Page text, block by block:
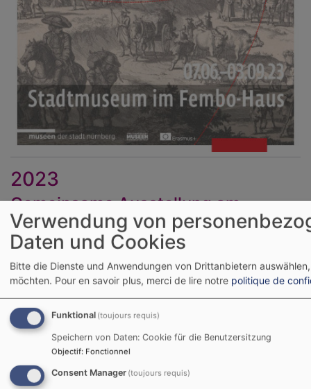
2023
Gemeinsame Ausstellung am
Deutschen evangelischen
Kirchentag in Nürnberg
Ausstellungsort:Fembo-Haus Nürnberg(während des
Kirchentages - 7. bis 11. Juni 2023 - und darüber
hinaus)
Die Ausstellung ist ein Zusammenschnitt aller
Forschungsergebnisse und Einzelausstellungen aller 10
Projektpartner sein.
Inhaltlich hat die Ausstellung einen biographischen
Verwendung von
Daten und Cookies
Bitte die Dienste und Anwendungen von Drittanbietern
möchten. Pour en savoir plus, merci de lire notre politique de
Funktional (toujours requis)
Speichern von Daten: Cookie für die Benutzersitzung
Objectif: Fonctionnel
Consent Manager (toujours requis)